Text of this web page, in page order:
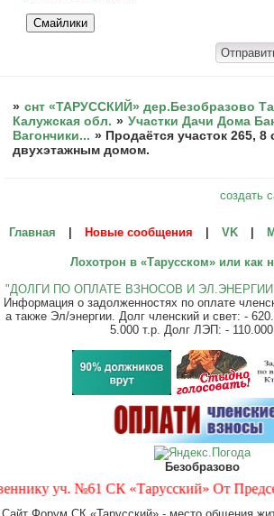
» снт «ТАРУССКИЙ» дер.Безобразово
Калужская обл. » Участки Дачи Дома
Вагончики... » Продаётся участок 265, 8
двухэтажным домом.
создать
Главная Новые сообщения VK
Лохотрон в «Тарусском» или как
"ДОЛГИ ПО ОПЛАТЕ ВЗНОСОВ И
Информация о задолженностях по оплате
а также Эл/энергии. Долг членский и свет: -
5.000 т.р. Долг ЛЭП: - 110.000
Безобразово
уч. №61 СК «Тарусский» От